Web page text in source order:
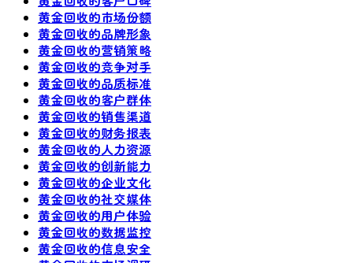
黄金回收的市场份额
黄金回收的品牌形象
黄金回收的营销策略
黄金回收的竞争对手
黄金回收的品质标准
黄金回收的客户群体
黄金回收的销售渠道
黄金回收的财务报表
黄金回收的人力资源
黄金回收的创新能力
黄金回收的企业文化
黄金回收的社交媒体
黄金回收的用户体验
黄金回收的数据监控
黄金回收的信息安全